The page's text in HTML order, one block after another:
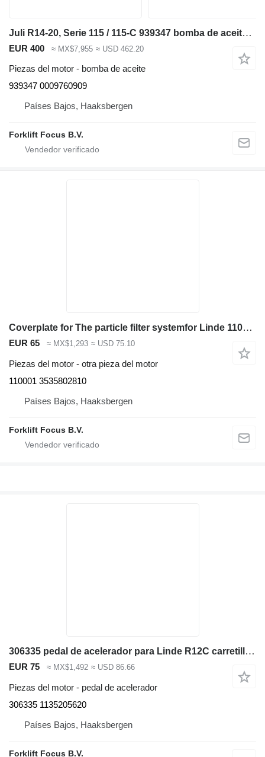
Juli R14-20, Serie 115 / 115-C 939347 bomba de aceite para Linde R14-20, Serie 115 / 115-C carretilla elevadora
EUR 400 ≈ MX$7,955 ≈ USD 462.20
Piezas del motor - bomba de aceite
939347 0009760909
Países Bajos, Haaksbergen
Forklift Focus B.V.
Coverplate for The particle filter systemfor Linde 110001 para Linde Linde H50-80, Series 353-02 carretilla diésel
EUR 65 ≈ MX$1,293 ≈ USD 75.10
Piezas del motor - otra pieza del motor
110001 3535802810
Países Bajos, Haaksbergen
Forklift Focus B.V.
306335 pedal de acelerador para Linde R12C carretilla retráctil
EUR 75 ≈ MX$1,492 ≈ USD 86.66
Piezas del motor - pedal de acelerador
306335 1135205620
Países Bajos, Haaksbergen
Forklift Focus B.V.